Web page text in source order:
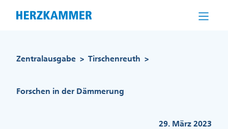
Zentralausgabe > Tirschenreuth >
Forschen in der Dämmerung
29. März 2023